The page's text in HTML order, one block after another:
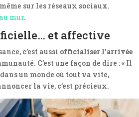
sur les réseaux sociaux.
mur.
et affective
c’est aussi officialiser l’arrivée
C’est une façon de dire : « Il
dans un monde où tout va vite,
la vie, c’est précieux.